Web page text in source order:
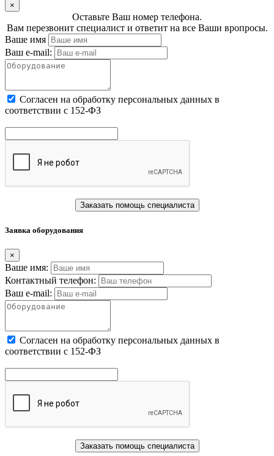
×
Оставьте Ваш номер телефона.
Вам перезвонит специалист и ответит на все Ваши вропросы.
Ваше имя
Ваш e-mail:
Cогласен на обработку персональных данных в
соответствии с 152-ФЗ
Заказать помощь специалиста
Заявка оборудования
×
Ваше имя:
Контактный телефон:
Ваш e-mail:
Cогласен на обработку персональных данных в
соответствии с 152-ФЗ
Заказать помощь специалиста